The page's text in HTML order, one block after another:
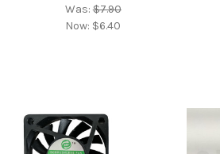
Was:$7.90
Now: $6.40